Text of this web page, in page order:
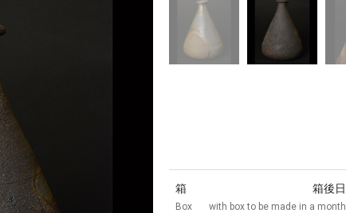
箱
Box
箱後日
with box to be made in a month